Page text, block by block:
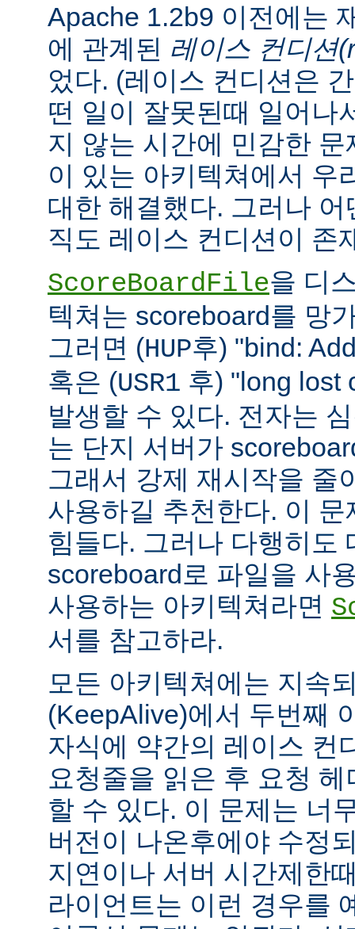
Apache 1.2b9 이전에는
에 관계된 레이스 컨디션
었다. (레이스 컨디션은
떤 일이 잘못된때 일어나
지 않는 시간에 민감한
이 있는 아키텍쳐에서 우
대한 해결했다. 그러나
직도 레이스 컨디션이 존
ScoreBoardFile을 디
텍쳐는 scoreboard를 망
그러면 (HUP후) "bind:
혹은 (USR1 후) "long lost
발생할 수 있다. 전자는
는 단지 서버가
그래서 강제 재시작을 줄
사용하길 추천한다. 이
힘들다. 그러나 다행히도
scoreboard로 파일을 사
사용하는 아키텍쳐라면
서를 참고하라.
모든 아키텍쳐에는 지속
(KeepAlive)에서 두번째
자식에 약간의 레이스 컨
요청줄을 읽은 후 요청
할 수 있다. 이 문제는 너
버전이 나온후에야 수정
지연이나 서버 시간제한
라이언트는 이런 경우를